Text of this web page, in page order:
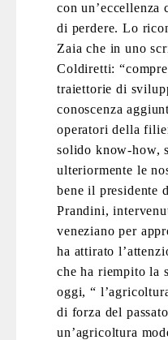
con un’eccellenza
di perdere. Lo
Zaia che in uno
Coldiretti:
traiettorie di
conoscenza
operatori della
solido know-how,
ulteriormente le
bene il presidente
Prandini,
veneziano per
ha attirato
che ha riempito la
oggi, “
di forza del
un’agricoltura